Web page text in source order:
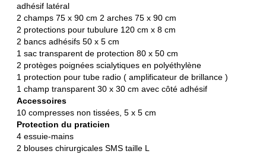
adhésif latéral
2 champs 75 x 90 cm 2 arches 75 x 90 cm
2 protections pour tubulure 120 cm x 8 cm
2 bancs adhésifs 50 x 5 cm
1 sac transparent de protection 80 x 50 cm
2 protèges poignées scialytiques en polyéthylène
1 protection pour tube radio ( amplificateur de brillance )
1 champ transparent 30 x 30 cm avec côté adhésif
Accessoires
10 compresses non tissées, 5 x 5 cm
Protection du praticien
4 essuie-mains
2 blouses chirurgicales SMS taille L